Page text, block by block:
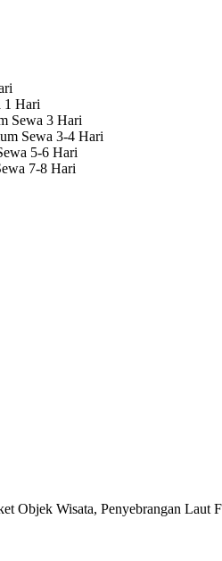
Hari
Sewa 3 Hari
Sewa 3-4 Hari
5-6 Hari
7-8 Hari
Objek Wisata, Penyebrangan Laut